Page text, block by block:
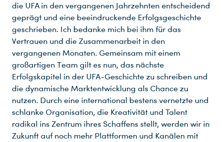
die UFA in den vergangenen Jahrzehnten entscheidend
geprägt und eine beeindruckende Erfolgsgeschichte
geschrieben. Ich bedanke mich bei ihm für das
Vertrauen und die Zusammenarbeit in den
vergangenen Monaten. Gemeinsam mit einem
großartigen Team gilt es nun, das nächste
Erfolgskapitel in der UFA-Geschichte zu schreiben und
die dynamische Marktentwicklung als Chance zu
nutzen. Durch eine international bestens vernetzte und
schlanke Organisation, die Kreativität und Talent
radikal ins Zentrum ihres Schaffens stellt, werden wir in
Zukunft auf noch mehr Plattformen und Kanälen mit